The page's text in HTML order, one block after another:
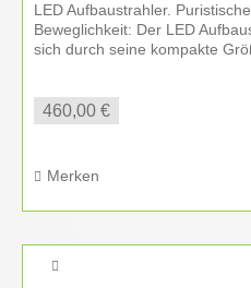
LED Aufbaustrahler.
Beweglichkeit: Der LED
sich durch seine kompakte
460,00 €
Merken